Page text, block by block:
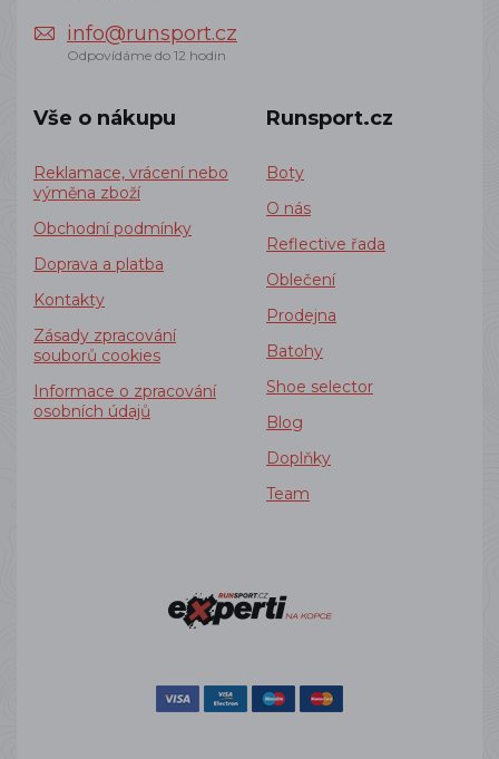
info@runsport.cz
Odpovídáme do 12 hodin
Vše o nákupu
Reklamace, vrácení nebo
výměna zboží
Obchodní podmínky
Doprava a platba
Kontakty
Zásady zpracování
souborů cookies
Informace o zpracování
osobních údajů
Runsport.cz
Boty
O nás
Reflective řada
Oblečení
Prodejna
Batohy
Shoe selector
Blog
Doplňky
Team